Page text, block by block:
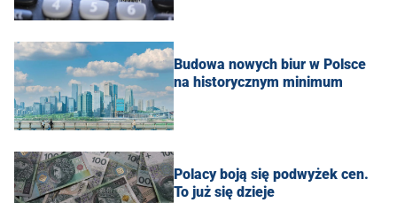
Budowa nowych biur w Polsce
na historycznym minimum
Polacy boją się podwyżek cen.
To już się dzieje